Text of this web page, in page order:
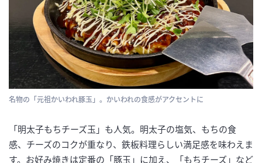
名物の「元祖かいわれ豚玉」。かいわれの食感がアクセントに
「明太子もちチーズ玉」も人気。明太子の塩気、もちの食
感、チーズのコクが重なり、鉄板料理らしい満足感を味わえま
す。お好み焼きは定番の「豚玉」に加え、「もちチーズ」など